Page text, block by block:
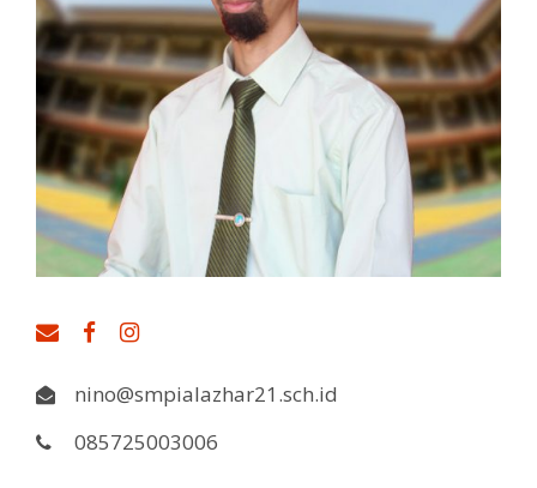
nino@smpialazhar21.sch.id
085725003006